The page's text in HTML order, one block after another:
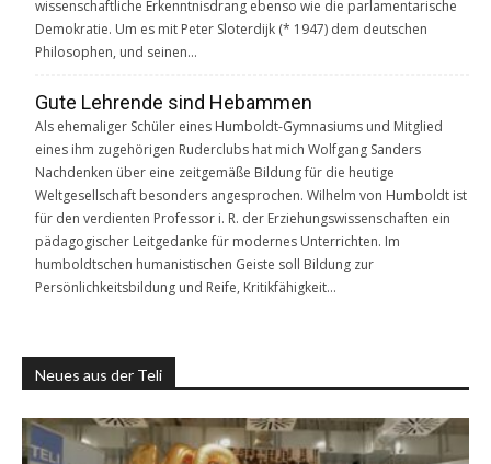
wissenschaftliche Erkenntnisdrang ebenso wie die parlamentarische
Demokratie. Um es mit Peter Sloterdijk (* 1947) dem deutschen
Philosophen, und seinen…
Gute Lehrende sind Hebammen
Als ehemaliger Schüler eines Humboldt-Gymnasiums und Mitglied
eines ihm zugehörigen Ruderclubs hat mich Wolfgang Sanders
Nachdenken über eine zeitgemäße Bildung für die heutige
Weltgesellschaft besonders angesprochen. Wilhelm von Humboldt ist
für den verdienten Professor i. R. der Erziehungswissenschaften ein
pädagogischer Leitgedanke für modernes Unterrichten. Im
humboldtschen humanistischen Geiste soll Bildung zur
Persönlichkeitsbildung und Reife, Kritikfähigkeit…
Neues aus der Teli